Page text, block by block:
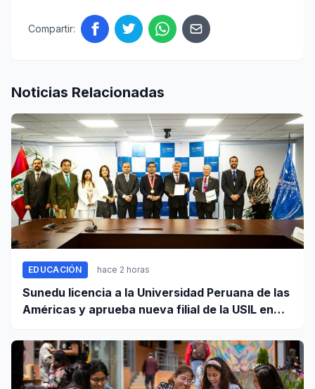
Compartir:
Noticias Relacionadas
EDUCACIÓN hace 2 horas
Sunedu licencia a la Universidad Peruana de las
Américas y aprueba nueva filial de la USIL en